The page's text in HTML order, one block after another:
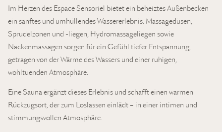
Im Herzen des Espace Sensoriel bietet ein beheiztes Außenbecken
ein sanftes und umhüllendes Wassererlebnis. Massagedüsen,
Sprudelzonen und -liegen, Hydromassageliegen sowie
Nackenmassagen sorgen für ein Gefühl tiefer Entspannung,
getragen von der Wärme des Wassers und einer ruhigen,
wohltuenden Atmosphäre.
Eine Sauna ergänzt dieses Erlebnis und schafft einen warmen
Rückzugsort, der zum Loslassen einlädt – in einer intimen und
stimmungsvollen Atmosphäre.